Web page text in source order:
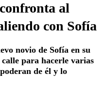
al
con Sofía
novio de Sofía en su
para hacerle varias
de él y lo